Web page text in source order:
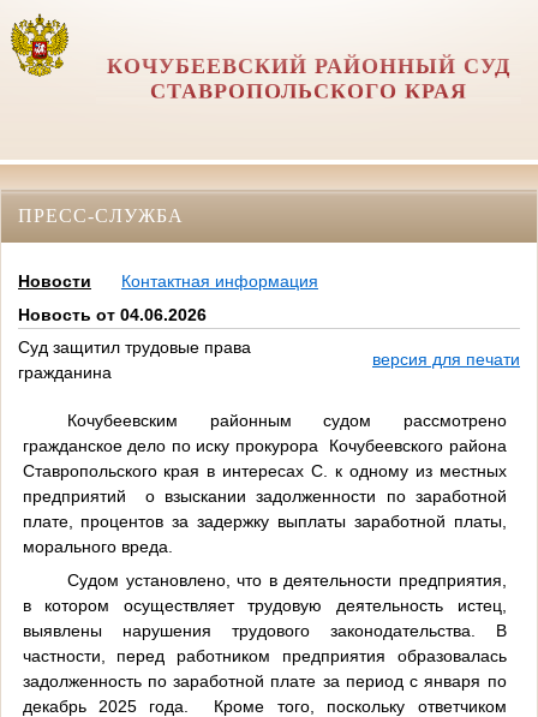
КОЧУБЕЕВСКИЙ РАЙОННЫЙ СУД
СТАВРОПОЛЬСКОГО КРАЯ
ПРЕСС-СЛУЖБА
Новости
Контактная информация
Новость от 04.06.2026
Суд защитил трудовые права
гражданина
версия для печати
Кочубеевским районным судом рассмотрено
гражданское дело по иску прокурора Кочубеевского района
Ставропольского края в интересах С. к одному из местных
предприятий о взыскании задолженности по заработной
плате, процентов за задержку выплаты заработной платы,
морального вреда.
Судом установлено, что в деятельности предприятия,
в котором осуществляет трудовую деятельность истец,
выявлены нарушения трудового законодательства. В
частности, перед работником предприятия образовалась
задолженность по заработной плате за период с января по
декабрь 2025 года. Кроме того, поскольку ответчиком